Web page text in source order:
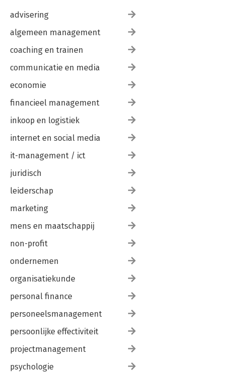
advisering
algemeen management
coaching en trainen
communicatie en media
economie
financieel management
inkoop en logistiek
internet en social media
it-management / ict
juridisch
leiderschap
marketing
mens en maatschappij
non-profit
ondernemen
organisatiekunde
personal finance
personeelsmanagement
persoonlijke effectiviteit
projectmanagement
psychologie